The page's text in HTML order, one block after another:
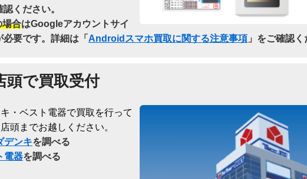
認ください。
合はGoogleアカウントサイ
要です。詳細は「 Androidスマホ買取に関する注意事項 」をご確認
頭で買取受付
・ベスト電器で買取を行って
頭までお越しください。
デンキを調べる
電器を調べる